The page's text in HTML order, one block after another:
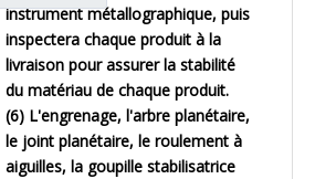
instrument métallographique, puis
inspectera chaque produit à la
livraison pour assurer la stabilité
du matériau de chaque produit.
(6) L'engrenage, l'arbre planétaire,
le joint planétaire, le roulement à
aiguilles, la goupille stabilisatrice